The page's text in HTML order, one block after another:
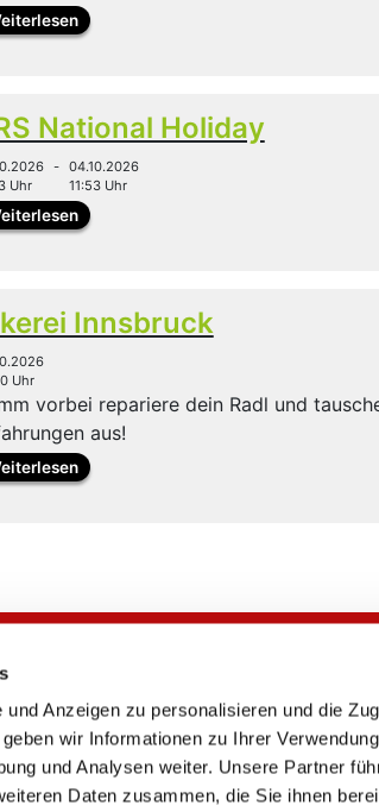
Anzeigen zu personalisieren und die
wir Informationen zu Ihrer
und Analysen weiter. Unsere Partner
Daten zusammen, die Sie ihnen
National Holiday
Uhr
- 04.10.2026
11:53 Uhr
Innsbruck
Uhr
vorbei repariere dein Radl und
aus!
Kontakt
FAQ
Statistik
Downloads